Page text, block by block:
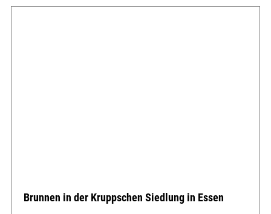
Brunnen in der Kruppschen Siedlung in Essen